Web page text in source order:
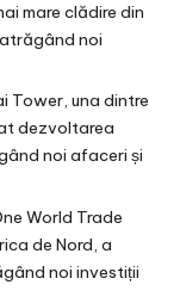
mare clădire din
noi
Tower, una dintre
dezvoltarea
noi afaceri și
World Trade
de Nord, a
noi investiții